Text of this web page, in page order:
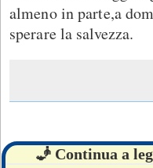
almeno in parte,a
sperare la salvezza.
🧞 Continua a